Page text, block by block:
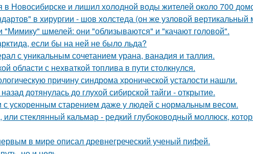
в Новосибирске и лишил холодной воды жителей около 700
в хирургии - шов холстеда (он же узловой
шмелей: они "облизываются" и "качают головой".
если бы на ней не было льда?
с уникальным сочетанием урана, ванадия и таллия.
области с нехваткой топлива в пути столкнулся.
причину синдрома хронической усталости нашли.
дотянулась до глухой сибирской тайги - открытие.
ускоренным старением даже у людей с нормальным весом.
стеклянный кальмар - редкий глубоководный моллюск,
в мире описал древнегреческий ученый пифей.